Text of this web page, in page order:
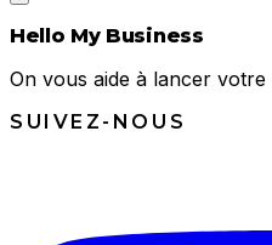
Hello My Business
On vous aide à lancer
SUIVEZ-NOUS